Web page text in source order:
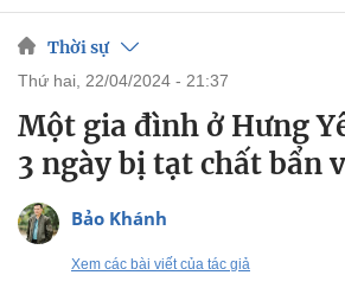
Thời sự
thứ hai, 22/04/2024 - 21:37
Một gia đình ở Hưng
3 ngày bị tạt chất bẩn
Bảo Khánh
Xem các bài viết của tác giả